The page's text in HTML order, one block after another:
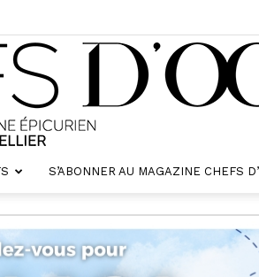
S’ABONNER AU MAGAZINE CHEFS